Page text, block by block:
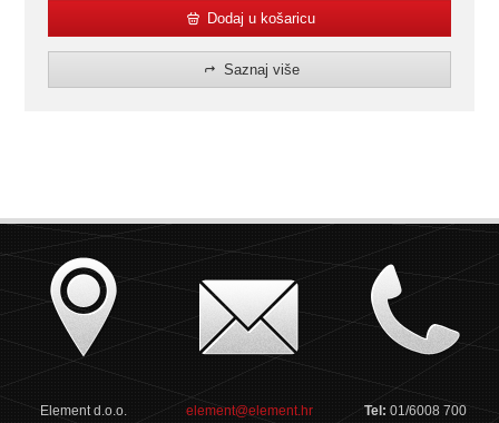
Dodaj u košaricu
Saznaj više
Element d.o.o.
element@element.hr Tel:01/6008 700